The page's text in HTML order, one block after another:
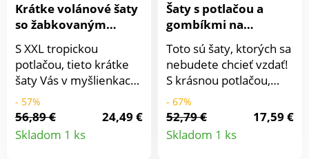
Krátke volánové šaty
so žabkovaným
pásom a potlačou
S XXL tropickou
potlačou, tieto krátke
šaty Vás v myšlienkach
prenesú do exotických
diaľok. Dĺžka nad
kolená. Vzdušný
príjemný úplet
- 57%
56,89 €
24,49 €
Skladom 1 ks
Detail
Šaty s potlačou a
gombíkmi na
pleciach
Toto sú šaty, ktorých sa
nebudete chcieť vzdať!
S krásnou potlačou,
vhodné na rôzne
príležitosti. Okrúhly
výstrih s prestrihom.
Voľné ramená s
- 67%
52,79 €
17,59 €
Skladom 1 ks
Detail